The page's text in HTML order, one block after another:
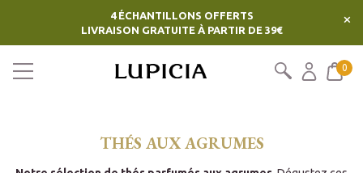
4 ÉCHANTILLONS OFFERTS
LIVRAISON GRATUITE À PARTIR DE 39€
×
0
THÉS AUX AGRUMES